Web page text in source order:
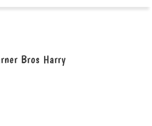
Bros Harry